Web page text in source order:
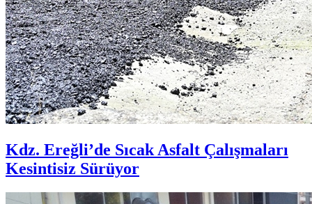
Kdz. Ereğli’de Sıcak Asfalt Çalışmaları
Kesintisiz Sürüyor